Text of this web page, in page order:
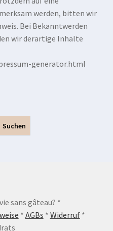
werden, bitten wir
Bei Bekanntwerden
wir derartige Inhalte
generator.html
Suchen
sans gâteau? *
* AGBs * Widerruf*